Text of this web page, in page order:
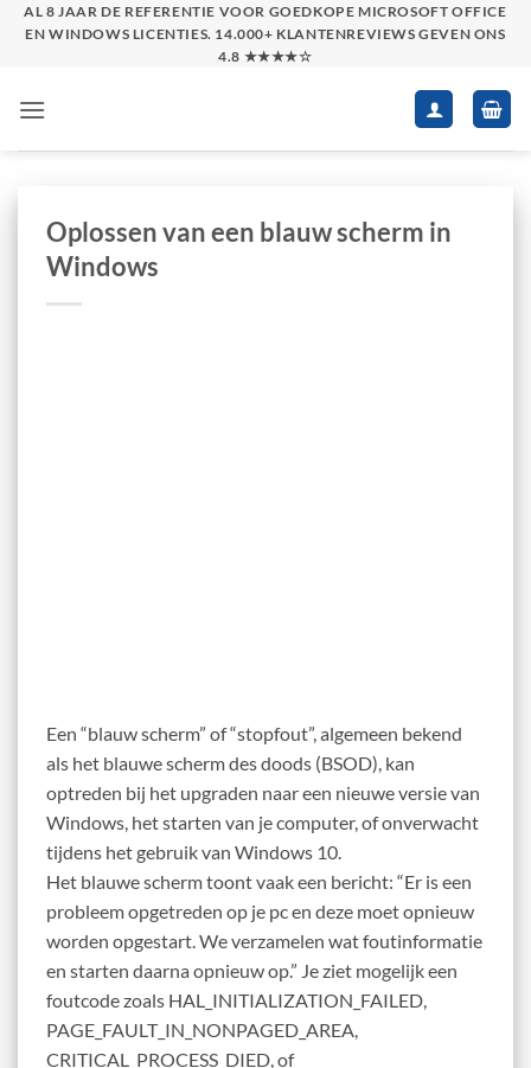
SkipAL 8 JAAR DE REFERENTIE VOOR GOEDKOPE MICROSOFT OFFICE
EN WINDOWS LICENTIES. 14.000+ KLANTENREVIEWS GEVEN ONS
4.8 ★★★★☆
Oplossen van een blauw scherm in
Windows
Een “blauw scherm” of “stopfout”, algemeen bekend
als het blauwe scherm des doods (BSOD), kan
optreden bij het upgraden naar een nieuwe versie van
Windows, het starten van je computer, of onverwacht
tijdens het gebruik van Windows 10.
Het blauwe scherm toont vaak een bericht: “Er is een
probleem opgetreden op je pc en deze moet opnieuw
worden opgestart. We verzamelen wat foutinformatie
en starten daarna opnieuw op.” Je ziet mogelijk een
foutcode zoals HAL_INITIALIZATION_FAILED,
PAGE_FAULT_IN_NONPAGED_AREA,
CRITICAL_PROCESS_DIED, of